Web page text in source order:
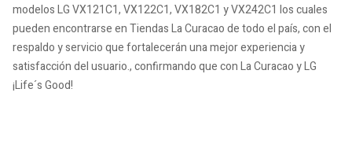
modelos LG VX121C1, VX122C1, VX182C1 y VX242C1 los cuales
pueden encontrarse en Tiendas La Curacao de todo el país, con el
respaldo y servicio que fortalecerán una mejor experiencia y
satisfacción del usuario., confirmando que con La Curacao y LG
¡Life´s Good!